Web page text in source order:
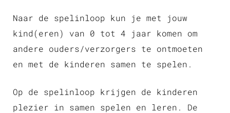
Naar de spelinloop kun je met jouw
kind(eren) van 0 tot 4 jaar komen om
andere ouders/verzorgers te ontmoeten
en met de kinderen samen te spelen.
Op de spelinloop krijgen de kinderen
plezier in samen spelen en leren. De